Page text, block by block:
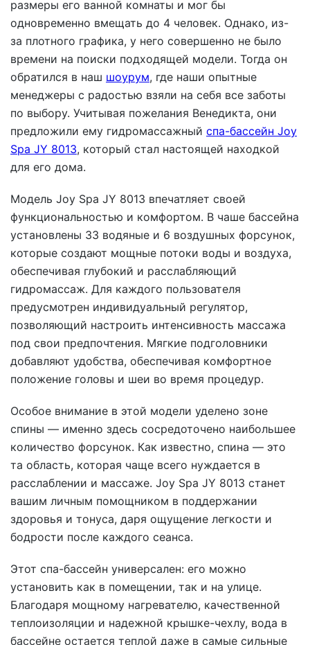
размеры его ванной комнаты и мог бы
одновременно вмещать до 4 человек. Однако, из-
за плотного графика, у него совершенно не было
времени на поиски подходящей модели. Тогда он
обратился в наш шоурум, где наши опытные
менеджеры с радостью взяли на себя все заботы
по выбору. Учитывая пожелания Венедикта, они
предложили ему гидромассажный спа-бассейн Joy
Spa JY 8013, который стал настоящей находкой
для его дома.
Модель Joy Spa JY 8013 впечатляет своей
функциональностью и комфортом. В чаше бассейна
установлены 33 водяные и 6 воздушных форсунок,
которые создают мощные потоки воды и воздуха,
обеспечивая глубокий и расслабляющий
гидромассаж. Для каждого пользователя
предусмотрен индивидуальный регулятор,
позволяющий настроить интенсивность массажа
под свои предпочтения. Мягкие подголовники
добавляют удобства, обеспечивая комфортное
положение головы и шеи во время процедур.
Особое внимание в этой модели уделено зоне
спины — именно здесь сосредоточено наибольшее
количество форсунок. Как известно, спина — это
та область, которая чаще всего нуждается в
расслаблении и массаже. Joy Spa JY 8013 станет
вашим личным помощником в поддержании
здоровья и тонуса, даря ощущение легкости и
бодрости после каждого сеанса.
Этот спа-бассейн универсален: его можно
установить как в помещении, так и на улице.
Благодаря мощному нагревателю, качественной
теплоизоляции и надежной крышке-чехлу, вода в
бассейне остается теплой даже в самые сильные